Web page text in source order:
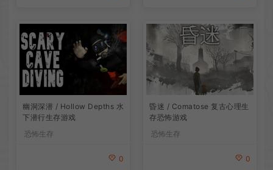
幽洞深潜 / Hollow Depths 水
下潜行生存游戏
恐怖生存
0
昏迷 / Comatose 复古心理生
存恐怖游戏
恐怖生存
0